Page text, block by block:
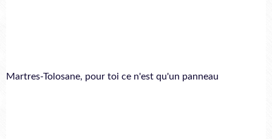
Martres-Tolosane, pour toi ce n'est qu'un panneau